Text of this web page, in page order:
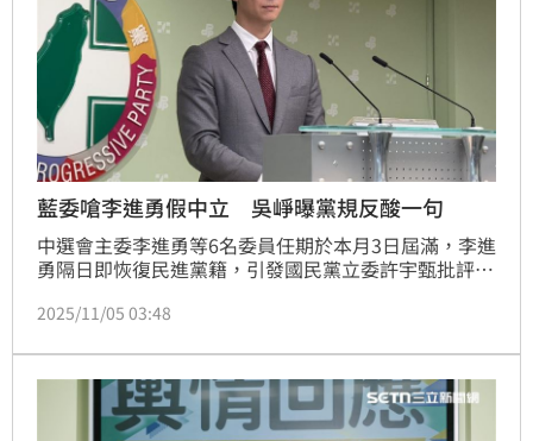
藍委嗆李進勇假中立 吳崢曝黨規反酸一句
中選會主委李進勇等6名委員任期於本月3日屆滿，李進
勇隔日即恢復民進黨籍，引發國民黨立委許宇甄批評
此，民進黨發言人吳崢今（5）日回應，李進勇的黨籍
任選務機關就註銷黨籍，卸下職務後就會自動恢復，並
沒有許宇甄所指稱「不演了」的情況，單純是她個人的
2025/11/05 03:48